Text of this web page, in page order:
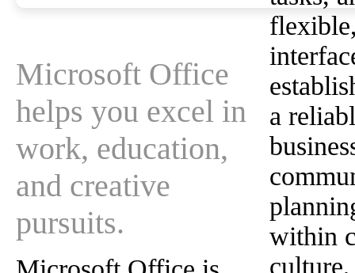
Microsoft Office
helps you excel in
work, education,
and creative
pursuits.
a
within